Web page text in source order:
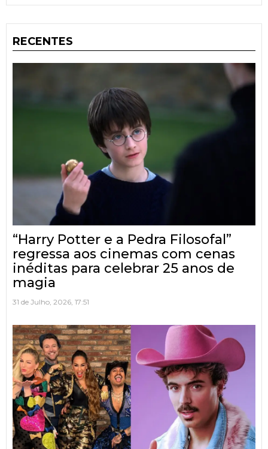
RECENTES
“Harry Potter e a Pedra Filosofal”
regressa aos cinemas com cenas
inéditas para celebrar 25 anos de
magia
31 de Julho, 2026, 17:51